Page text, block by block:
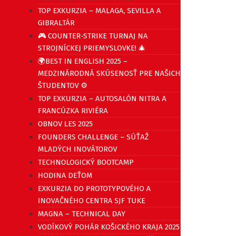
TOP EXKURZIA – MALAGA, SEVILLA A
GIBRALTÁR
🎮 COUNTER-STRIKE TURNAJ NA
STROJNÍCKEJ PRIEMYSLOVKE! 🎄
🌍BEST IN ENGLISH 2025 –
MEDZINÁRODNÁ SKÚSENOSŤ PRE NAŠICH
ŠTUDENTOV ⚙️
TOP EXKURZIA – AUTOSALÓN NITRA A
FRANCÚZKA RIVIÉRA
OBNOV LES 2025
FOUNDERS CHALLENGE – SÚŤAŽ
MLADÝCH INOVÁTOROV
TECHNOLOGICKÝ BOOTCAMP
HODINA DEŤOM
EXKURZIA DO PROTOTYPOVÉHO A
INOVAČNÉHO CENTRA SJF TUKE
MAGNA – TECHNICAL DAY
VODÍKOVÝ POHÁR KOŠICKÉHO KRAJA 2025